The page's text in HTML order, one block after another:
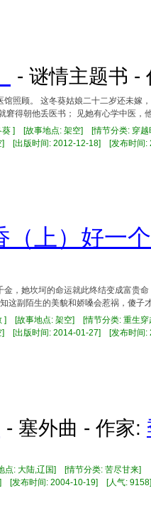
- 谜情主题书 -
馆照顾。 这冬葵姑娘二十二岁还未嫁
窘得朝他丢医书； 见她有心学中医，
葵 ] [故事地点: 架空] [情节分类: 穿
] [出版时间: 2012-12-18] [发布时
（上）好一
金，她坎坷的命运就此终结变成富贵
这副陌生的美貌和娇嗓会惹祸，傻子
] [故事地点: 架空] [情节分类: 重生
] [出版时间: 2014-01-27] [发布时
- 塞外曲 - 作家:
点: 大陆,辽国] [情节分类: 苦尽甘来]
[发布时间: 2004-10-19] [人气: